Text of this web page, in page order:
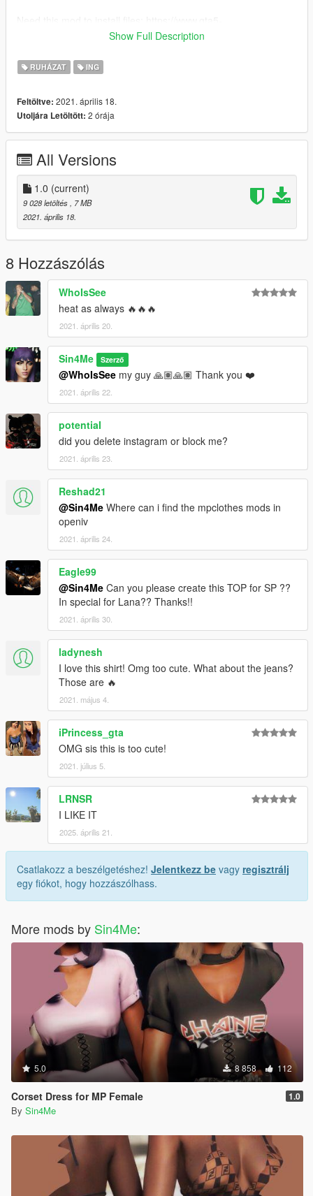
mods.com/misc/mpclothes-addon-clothing-slots
file and texture.
Show Full Description
RUHÁZAT ING
Feltöltve: 2021. április 18.
Utoljára Letöltött: 2 órája
All Versions
1.0 (current)
9 028 letöltés
, 7 MB
2021. április 18.
8 Hozzászólás
WhoIsSee
heat as always 🔥🔥🔥
2021. április 20.
Sin4Me Szerző
@WhoIsSee my guy 🙏🏽🙏🏽 Thank you ❤️
2021. április 22.
potentiaI
did you delete instagram or block me?
2021. április 23.
Reshad21
@Sin4Me Where can i find the mpclothes mods in
openiv
2021. április 24.
Eagle99
@Sin4Me Can you please create this TOP for SP ??
In special for Lana?? Thanks!!
2021. április 30.
ladynesh
I love this shirt! Omg too cute. What about the jeans?
Those are 🔥
2021. május 4.
iPrincess_gta
OMG sis this is too cute!
2021. július 5.
LRNSR
I LIKE IT
2025. április 21.
Csatlakozz a beszélgetéshez! Jelentkezz be vagy regisztrálj
egy fiókot, hogy hozzászólhass.
More mods by Sin4Me:
5.0 8 858 112
Corset Dress for MP Female 1.0
By Sin4Me